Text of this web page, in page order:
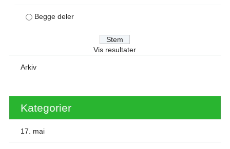
Begge deler
Vis resultater
Arkiv
Kategorier
17. mai